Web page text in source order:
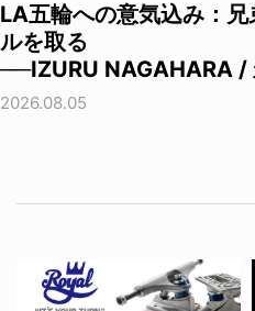
LA五輪への意気込み：
ルを取る
──IZURU NAGAHARA /
2026.08.05